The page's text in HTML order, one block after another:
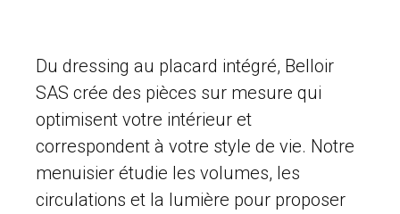
Du dressing au placard intégré, Belloir
SAS crée des pièces sur mesure qui
optimisent votre intérieur et
correspondent à votre style de vie. Notre
menuisier étudie les volumes, les
circulations et la lumière pour proposer